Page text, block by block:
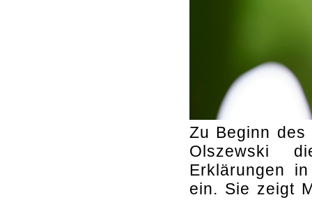
Zu Beginn des
Olszewski
Erklärungen
ein. Sie zeigt